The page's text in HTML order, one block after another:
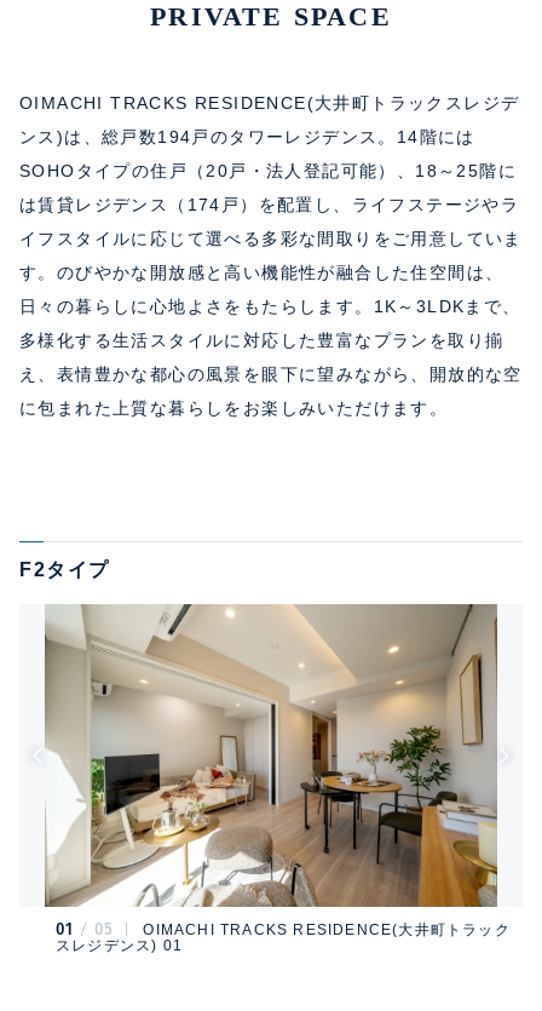
PRIVATE SPACE
OIMACHI TRACKS RESIDENCE(大井町トラックスレジデ
ンス)は、総戸数194戸のタワーレジデンス。14階には
SOHOタイプの住戸（20戸・法人登記可能）、18～25階に
は賃貸レジデンス（174戸）を配置し、ライフステージやラ
イフスタイルに応じて選べる多彩な間取りをご用意していま
す。のびやかな開放感と高い機能性が融合した住空間は、
日々の暮らしに心地よさをもたらします。1K～3LDKまで、
多様化する生活スタイルに対応した豊富なプランを取り揃
え、表情豊かな都心の風景を眼下に望みながら、開放的な空
に包まれた上質な暮らしをお楽しみいただけます。
F2タイプ
01 05
OIMACHI TRACKS RESIDENCE(大井町トラック
スレジデンス) 01